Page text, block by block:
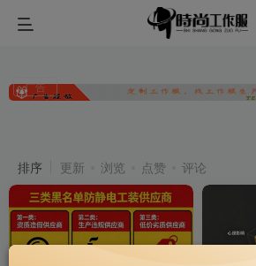
广告
防静电工作服
排序 更新 浏览 点赞 评论